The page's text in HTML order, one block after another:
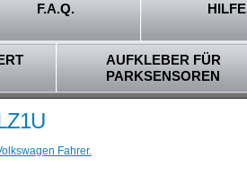
F.A.Q. HILFE
AUFKLEBER FÜR
PARKSENSOREN
Fahrer.